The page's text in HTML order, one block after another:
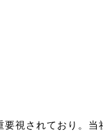
視されており。当